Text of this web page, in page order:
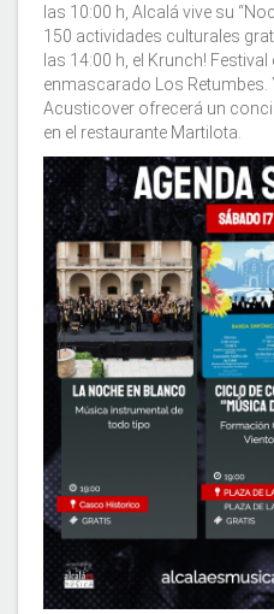
las 10:00 h, Alcalá vive su
150 actividades culturales
las 14:00 h, el Krunch!
enmascarado Los Retumbes.
Acusticover ofrecerá un
en el restaurante Martilota.